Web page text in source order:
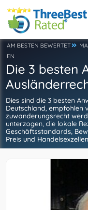
AM BESTEN BEWERTET
EN
Die 3 besten
Dies sind die 3 besten
Deutschland, empfohlen
zuwanderungsrecht
unterzogen, die lokale
Geschäftsstandards,
Preis und